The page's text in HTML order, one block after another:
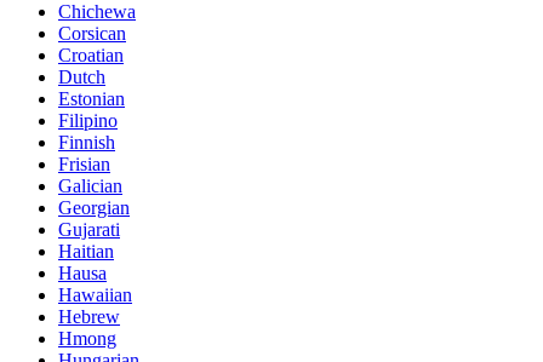
Chichewa
Corsican
Croatian
Dutch
Estonian
Filipino
Finnish
Frisian
Galician
Georgian
Gujarati
Haitian
Hausa
Hawaiian
Hebrew
Hmong